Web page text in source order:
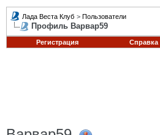
Лада Веста Клуб > Пользователи
Профиль Варвар59
Регистрация Справка